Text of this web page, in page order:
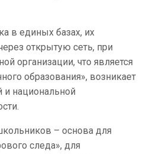
в единых базах, их
открытую сеть, при
организации, что является
образования», возникает
и национальной
– основа для
следа», для